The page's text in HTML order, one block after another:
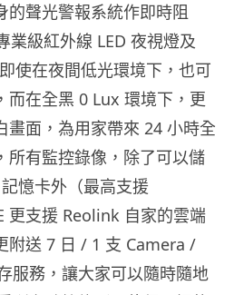
的聲光警報系統作即時阻
業級紅外線 LED 夜視燈及
使在夜間低光環境下，也可
而在全黑 0 Lux 環境下，更
畫面，為用家帶來 24 小時全
所有監控錄像，除了可以儲
憶卡外（最高支援
更支援 Reolink 自家的雲端
附送 7 日 / 1 支 Camera /
服務，讓大家可以隨時隨地